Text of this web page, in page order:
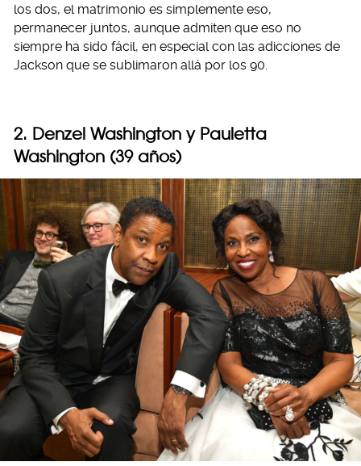
los dos, el matrimonio es simplemente eso,
permanecer juntos, aunque admiten que eso no
siempre ha sido fácil, en especial con las adicciones de
Jackson que se sublimaron allá por los 90.
2. Denzel Washington y Pauletta
Washington (39 años)